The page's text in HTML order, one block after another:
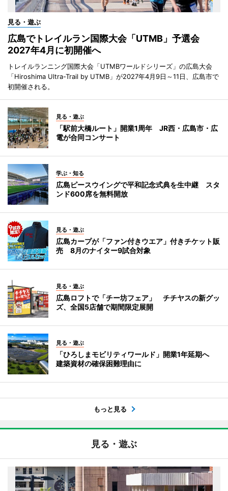
見る・遊ぶ
広島でトレイルラン国際大会「UTMB」予選会
2027年4月に初開催へ
トレイルランニング国際大会「UTMBワールドシリーズ」の広島大会
「Hiroshima Ultra-Trail by UTMB」が2027年4月9日～11日、広島市で
初開催される。
見る・遊ぶ
「駅前大橋ルート」開業1周年 JR西・広島市・広
電が合同コンサート
学ぶ・知る
広島ピースウイングで平和記念式典を生中継 スタ
ンド600席を無料開放
見る・遊ぶ
広島カープが「ファン付きウエア」付きチケット販
売 8月のナイター9試合対象
見る・遊ぶ
広島ロフトで「チー坊フェア」 チチヤスの新グッ
ズ、全国5店舗で期間限定展開
見る・遊ぶ
「ひろしまモビリティワールド」開業1年延期へ
建築資材の確保困難理由に
もっと見る
見る・遊ぶ